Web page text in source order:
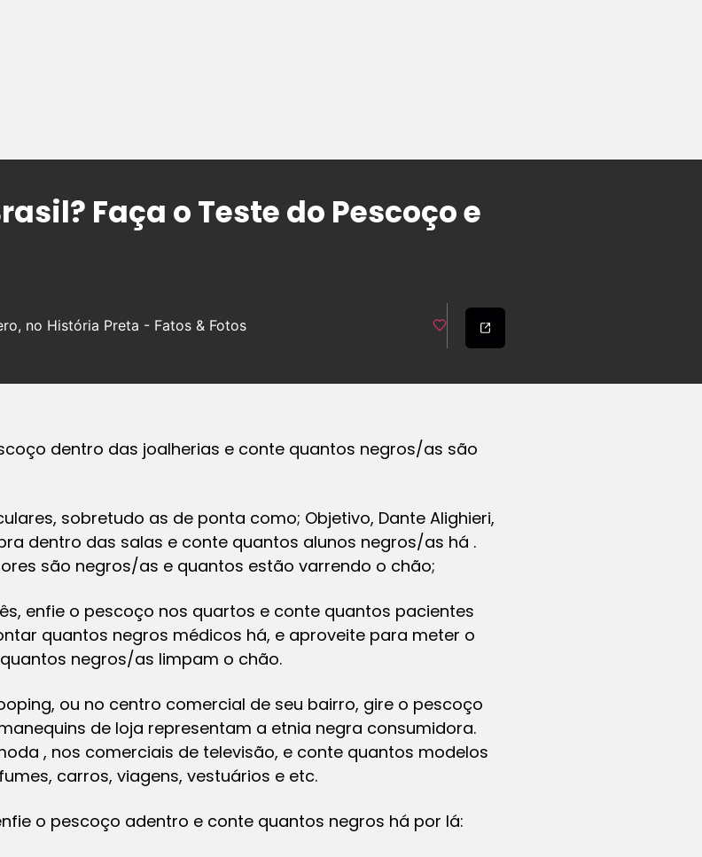
Faça o Teste do Pescoço e
no História Preta - Fatos & Fotos
dentro das joalherias e conte quantos negros/as são
sobretudo as de ponta como; Objetivo, Dante Alighieri,
dentro das salas e conte quantos alunos negros/as há .
são negros/as e quantos estão varrendo o chão;
enfie o pescoço nos quartos e conte quantos pacientes
quantos negros médicos há, e aproveite para meter o
negros/as limpam o chão.
ou no centro comercial de seu bairro, gire o pescoço
de loja representam a etnia negra consumidora.
, nos comerciais de televisão, e conte quantos modelos
carros, viagens, vestuários e etc.
o pescoço adentro e conte quantos negros há por lá: